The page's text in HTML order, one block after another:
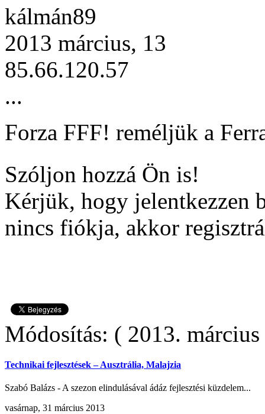
kálmán89
2013 március, 13
85.66.120.57
...
Forza FFF! reméljük a
Szóljon hozzá Ön is!
Kérjük, hogy jelentkezzen
nincs fiókja, akkor
Módosítás: ( 2013.
Technikai fejlesztések – Ausztrália, Malajzia
Szabó Balázs - A szezon elindulásával ádáz fejlesztési küzdelem...
vasárnap, 31 március 2013